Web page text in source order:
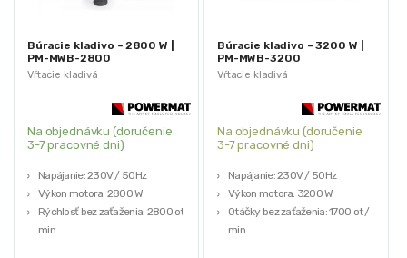
Vŕtacie kladivá
Búracie kladivo – 2800 W |
PM-MWB-2800
Na objednávku (doručenie
3-7 pracovné dni)
Napájanie: 230V / 50Hz
Výkon motora: 2800 W
Rýchlosť bez zaťaženia: 2800 ot /
min
Vŕtacie kladivá
Búracie kladivo – 3200 W |
PM-MWB-3200
Na objednávku (doručenie
3-7 pracovné dni)
Napájanie: 230V / 50Hz
Výkon motora: 3200 W
Otáčky bez zaťaženia: 1700 ot /
min